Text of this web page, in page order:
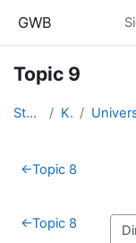
GWB
Topic 9
Startseite Kurse
←Topic 8
←Topic 8